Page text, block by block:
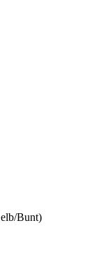
Bunt)